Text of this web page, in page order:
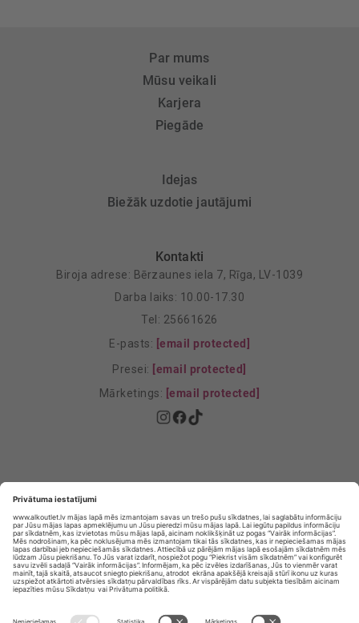
Par mums
Mūsu veikali
Karjera
Piegāde
Idejas
Biežāk uzdotie jautājumi
Kontakti
Biroja adrese: Bērzaunes iela 7, Rīga, LV-1039
Darba laiks: 10.00-17.30
Tel: 25661626
E-pasts: [email protected]
Presei: [email protected]
Mārketings: [email protected]
Privātuma Iestatījumi
E-veikala lietošanas noteikumi